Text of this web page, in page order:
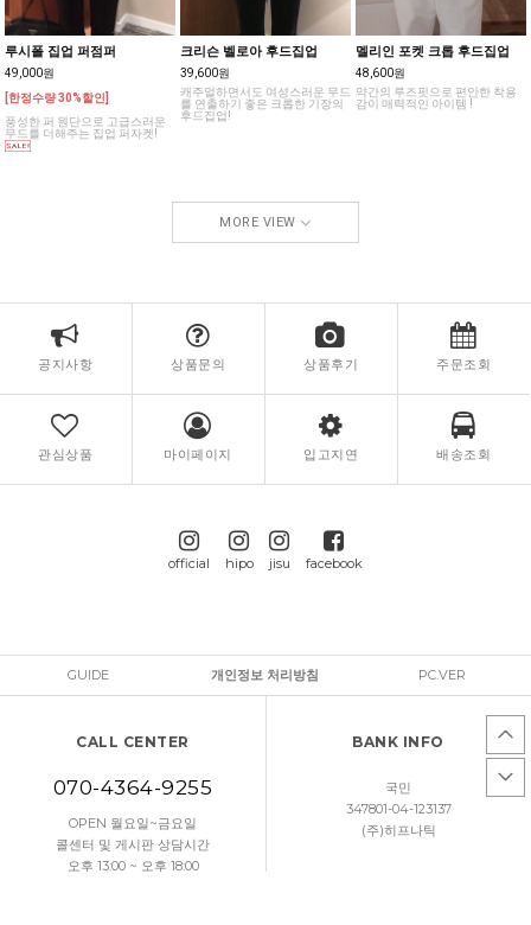
루시폴 집업 퍼점퍼
49,000원
[한정수량 30%할인]
풍성한 퍼 원단으로 고급스러운
무드를 더해주는 집업 퍼자켓!
크리슨 벨로아 후드집업
39,600원
캐주얼하면서도 여성스러운 무드
를 연출하기 좋은 크롭한 기장의
후드집업!
멜리인 포켓 크롭 후드집업
48,600원
약간의 루즈핏으로 편안한 착용
감이 매력적인 아이템 !
MORE VIEW
공지사항 상품문의 상품후기 주문조회
관심상품 마이페이지 입고지연 배송조회
official hipo jisu facebook
GUIDE 개인정보 처리방침 PC.VER
CALL CENTER
070-4364-9255
OPEN 월요일~금요일
콜센터 및 게시판 상담시간
오후 13:00 ~ 오후 18:00
BANK INFO
국민
347801-04-123137
(주)히프나틱